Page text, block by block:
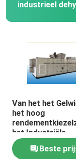
Mobiel
tribune alleen
Industriële
Van het het
het hoog
het Industriële
met Koelrol
Beste